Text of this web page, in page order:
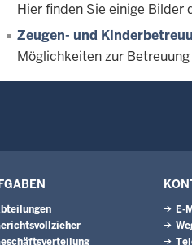
Hier finden Sie einige Bilder
Zeugen- und
Möglichkeiten zur
E-